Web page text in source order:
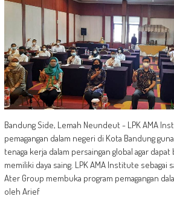
Bandung Side, Lemah Neundeut - LPK AMA
pemagangan dalam negeri di Kota Bandung
tenaga kerja dalam persaingan global agar
memiliki daya saing. LPK AMA Institute sebagai
Ater Group membuka program pemagangan
oleh Arief